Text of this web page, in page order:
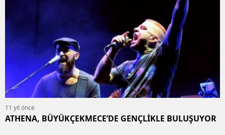
11 yıl önce
ATHENA, BÜYÜKÇEKMECE’DE GENÇLİKLE BULUŞUYOR